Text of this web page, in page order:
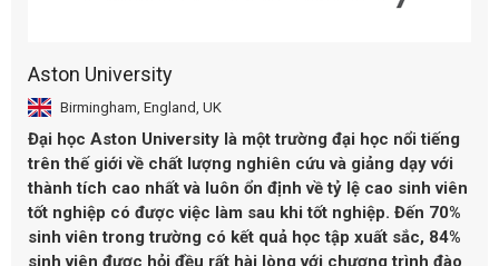
Aston University
Birmingham, England, UK
Đại học Aston University là một trường đại học nổi tiếng
trên thế giới về chất lượng nghiên cứu và giảng dạy với
thành tích cao nhất và luôn ổn định về tỷ lệ cao sinh viên
tốt nghiệp có được việc làm sau khi tốt nghiệp. Đến 70%
sinh viên trong trường có kết quả học tập xuất sắc, 84%
sinh viên được hỏi đều rất hài lòng với chương trình đào